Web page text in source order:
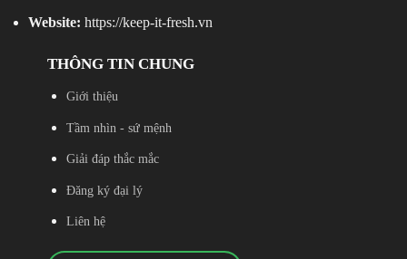
Website: https://keep-it-fresh.vn
THÔNG TIN CHUNG
Giới thiệu
Tầm nhìn - sứ mệnh
Giải đáp thắc mắc
Đăng ký đại lý
Liên hệ